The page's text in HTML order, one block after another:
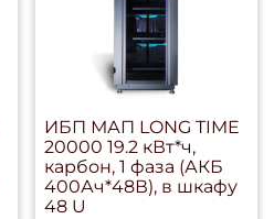
ИБП МАП LONG TIME
20000 19.2 кВт*ч,
карбон, 1 фаза (АКБ
400Ач*48В), в шкафу
48 U